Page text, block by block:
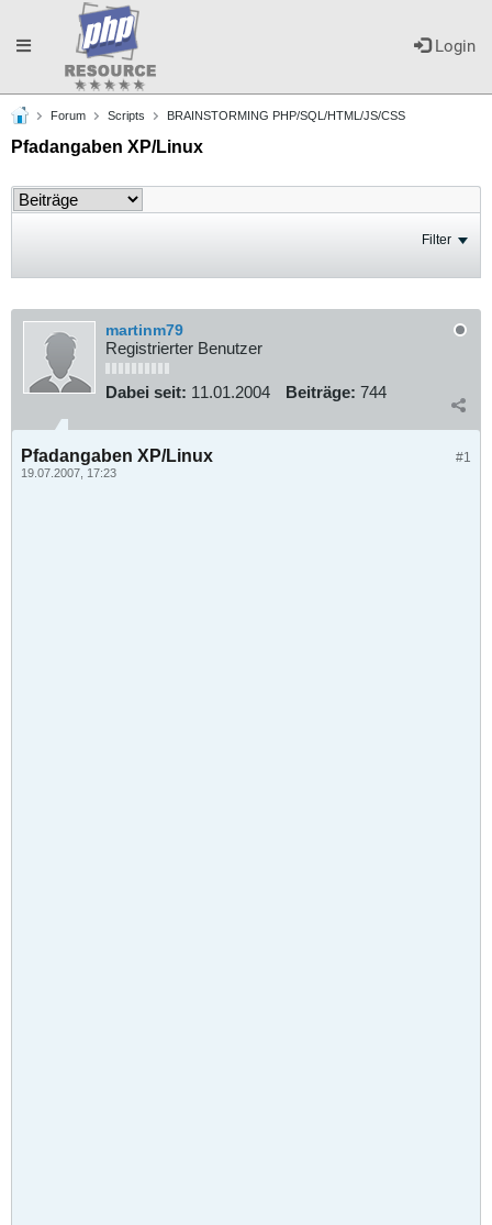
Login
Toggle
navigation
Forum Scripts BRAINSTORMING PHP/SQL/HTML/JS/CSS
Pfadangaben XP/Linux
Filter
martinm79
Registrierter Benutzer
Dabei seit: 11.01.2004 Beiträge: 744
#1
Pfadangaben XP/Linux
19.07.2007, 17:23